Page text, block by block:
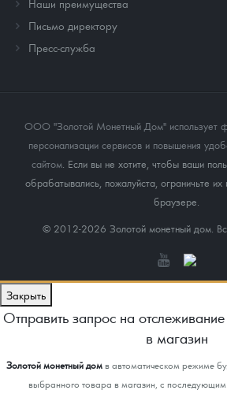
Наши преимущества
Письмо директору
Пресс-служба
ООО "Золотой Монетный Дом" использует
персонализации сервисов и повышения
сайтом. Если вы не хотите, чтобы ваши
обрабатывались, пожалуйста, ограничьте
браузере.
© 2012-2026 Золотой монетный дом.
Закрыть
Отправить запрос на
в магазин
Золотой монетный домв автоматическом режиме
выбранного товара в магазин, с последующим